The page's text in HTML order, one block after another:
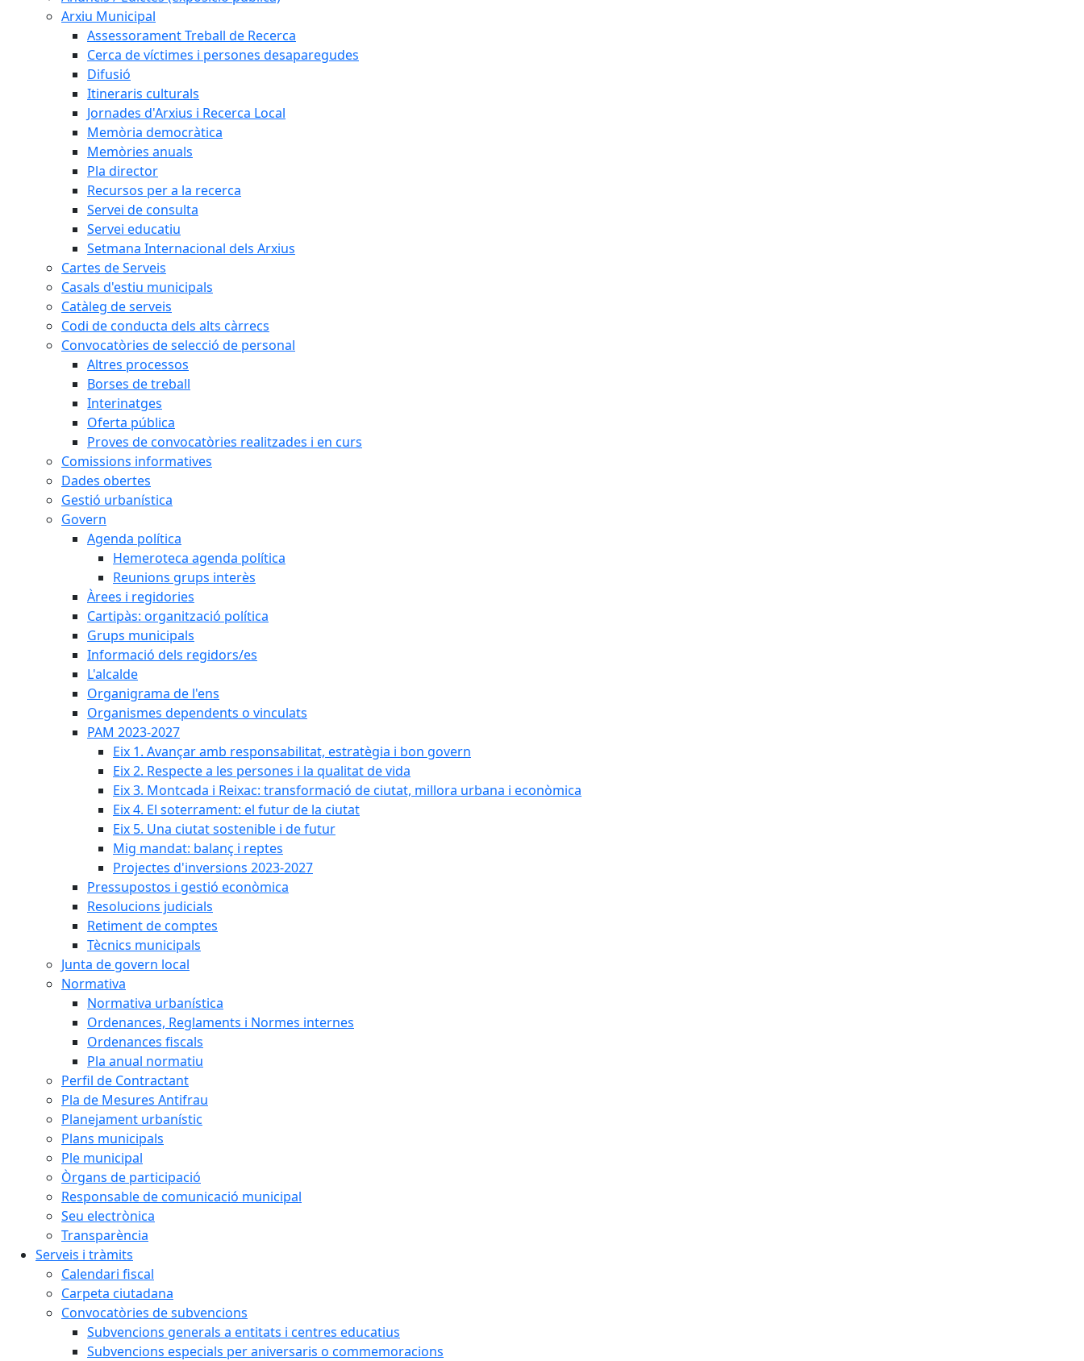
Arxiu Municipal
Assessorament Treball de Recerca
Cerca de víctimes i persones desaparegudes
Difusió
Itineraris culturals
Jornades d'Arxius i Recerca Local
Memòria democràtica
Memòries anuals
Pla director
Recursos per a la recerca
Servei de consulta
Servei educatiu
Setmana Internacional dels Arxius
Cartes de Serveis
Casals d'estiu municipals
Catàleg de serveis
Codi de conducta dels alts càrrecs
Convocatòries de selecció de personal
Altres processos
Borses de treball
Interinatges
Oferta pública
Proves de convocatòries realitzades i en curs
Comissions informatives
Dades obertes
Gestió urbanística
Govern
Agenda política
Hemeroteca agenda política
Reunions grups interès
Àrees i regidories
Cartipàs: organització política
Grups municipals
Informació dels regidors/es
L'alcalde
Organigrama de l'ens
Organismes dependents o vinculats
PAM 2023-2027
Eix 1. Avançar amb responsabilitat, estratègia i bon govern
Eix 2. Respecte a les persones i la qualitat de vida
Eix 3. Montcada i Reixac: transformació de ciutat, millora urbana i econòmica
Eix 4. El soterrament: el futur de la ciutat
Eix 5. Una ciutat sostenible i de futur
Mig mandat: balanç i reptes
Projectes d'inversions 2023-2027
Pressupostos i gestió econòmica
Resolucions judicials
Retiment de comptes
Tècnics municipals
Junta de govern local
Normativa
Normativa urbanística
Ordenances, Reglaments i Normes internes
Ordenances fiscals
Pla anual normatiu
Perfil de Contractant
Pla de Mesures Antifrau
Planejament urbanístic
Plans municipals
Ple municipal
Òrgans de participació
Responsable de comunicació municipal
Seu electrònica
Transparència
Serveis i tràmits
Calendari fiscal
Carpeta ciutadana
Convocatòries de subvencions
Subvencions generals a entitats i centres educatius
Subvencions especials per aniversaris o commemoracions